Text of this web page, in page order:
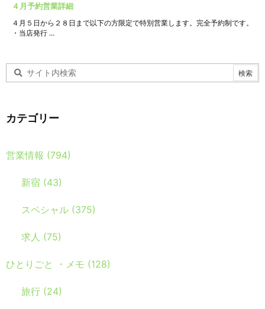
４月予約営業詳細
４月５日から２８日まで以下の方限定で特別営業します。完全予約制です。
・当店発行 ...
カテゴリー
営業情報 (794)
新宿 (43)
スペシャル (375)
求人 (75)
ひとりごと ・メモ (128)
旅行 (24)